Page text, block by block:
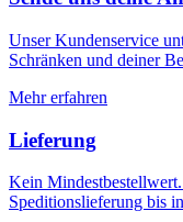
Unser Kundenservice
Schränken und deiner
Mehr erfahren
Lieferung
Kein
Speditionslieferung bis